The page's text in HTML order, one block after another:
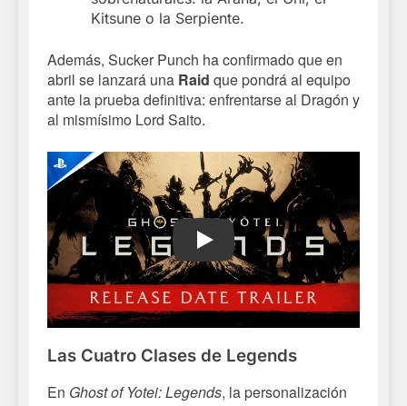
Kitsune o la Serpiente.
Además, Sucker Punch ha confirmado que en
abril se lanzará una Raid que pondrá al equipo
ante la prueba definitiva: enfrentarse al Dragón y
al mismísimo Lord Saito.
Play
Las Cuatro Clases de Legends
En Ghost of Yotei: Legends, la personalización